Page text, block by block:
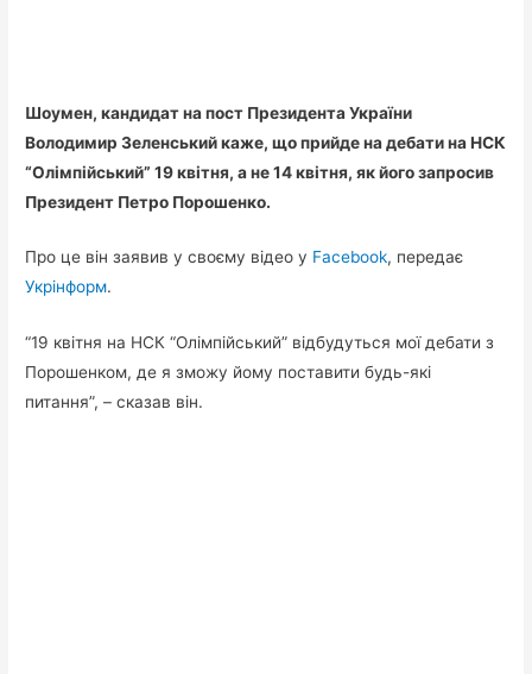
Шоумен, кандидат на пост Президента України
Володимир Зеленський каже, що прийде на дебати на НСК
“Олімпійський” 19 квітня, а не 14 квітня, як його запросив
Президент Петро Порошенко.
Про це він заявив у своєму відео у Facebook, передає
Укрінформ.
“19 квітня на НСК “Олімпійський” відбудуться мої дебати з
Порошенком, де я зможу йому поставити будь-які
питання”, – сказав він.